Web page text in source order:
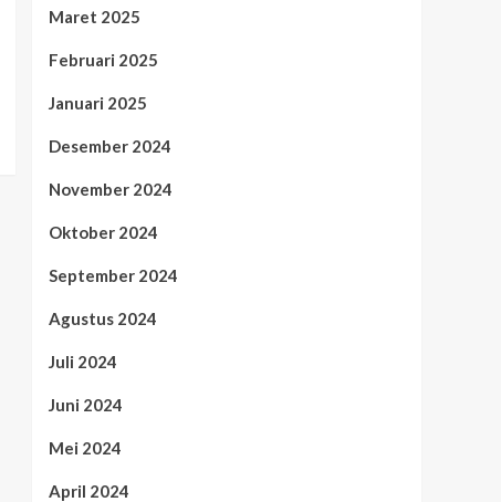
Maret 2025
Februari 2025
Januari 2025
Desember 2024
November 2024
Oktober 2024
September 2024
Agustus 2024
Juli 2024
Juni 2024
Mei 2024
April 2024